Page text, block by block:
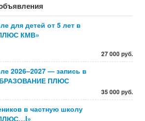
для детей от 5 лет в
КМВ»
27 000 руб.
2026–2027 — запись в
ПЛЮС
35 000 руб.
в частную школу